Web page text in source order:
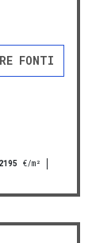
FONTI
2195 €/m²